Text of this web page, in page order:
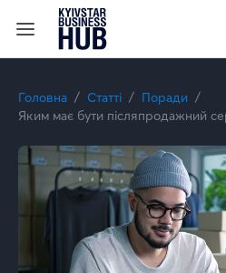
Головна Статті
Поради
Яким має бути післяпродажний
Післяпродажний сервіс в